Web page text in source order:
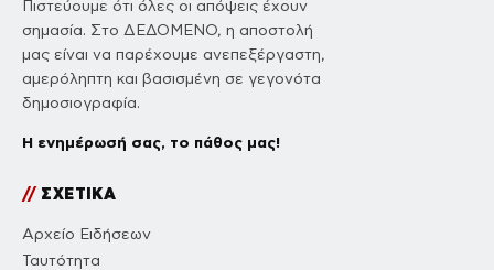
Πιστεύουμε ότι όλες οι απόψεις έχουν
σημασία. Στο ΔΕΔΟΜΕΝΟ, η αποστολή
μας είναι να παρέχουμε ανεπεξέργαστη,
αμερόληπτη και βασισμένη σε γεγονότα
δημοσιογραφία.
Η ενημέρωσή σας, το πάθος μας!
//ΣΧΕΤΙΚΑ
Αρχείο Ειδήσεων
Ταυτότητα